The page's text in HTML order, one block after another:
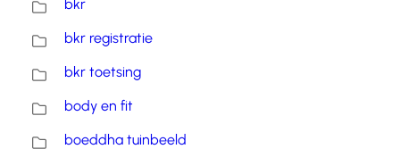
bkr
bkr registratie
bkr toetsing
body en fit
boeddha tuinbeeld